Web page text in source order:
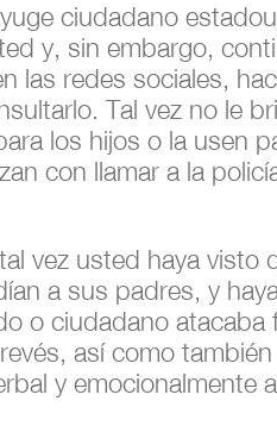
ciudadano
y, sin embargo,
las redes sociales,
Tal vez no le
los hijos o la usen
con llamar a la
vez usted haya visto
a sus padres, y
o ciudadano atacaba
así como
y emocionalmente